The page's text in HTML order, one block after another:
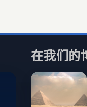
在我们的